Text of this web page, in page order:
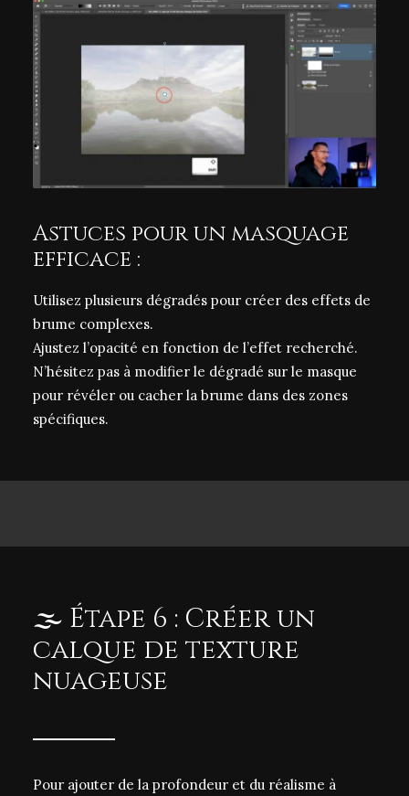
Astuces pour un masquage
efficace :
Utilisez plusieurs dégradés pour créer des effets de
brume complexes.
Ajustez l’opacité en fonction de l’effet recherché.
N’hésitez pas à modifier le dégradé sur le masque
pour révéler ou cacher la brume dans des zones
spécifiques.
🌫️ Étape 6 : Créer un
calque de texture
nuageuse
Pour ajouter de la profondeur et du réalisme à